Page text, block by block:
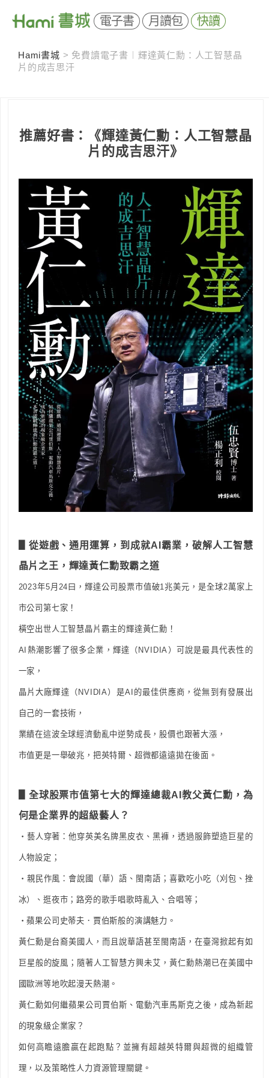
電子書 月讀包 快讀
Hami書城 > 免費讀電子書︱輝達黃仁勳：人工智慧晶
片的成吉思汗
推薦好書：《輝達黃仁勳：人工智慧晶
片的成吉思汗》
從遊戲、通用運算，到成就AI霸業，破解人工智慧
晶片之王，輝達黃仁勳致霸之道
2023年5月24曰，輝達公司股票市值破1兆美元，是全球2萬家上
市公司第七家！
橫空出世人工智慧晶片霸主的輝達黃仁勳！
AI熱潮影響了很多企業，輝達（NVIDIA）可說是最具代表性的
一家，
晶片大廠輝達（NVIDIA）是AI的最佳供應商，從無到有發展出
自己的一套技術，
業績在這波全球經濟動亂中逆勢成長，股價也跟著大漲，
市值更是一舉破兆，把英特爾、超微都遠遠拋在後面。
▋全球股票市值第七大的輝達總裁AI教父黃仁勳，為
何是企業界的超級藝人？
‧藝人穿著：他穿英美名牌黑皮衣、黑褲，透過服飾塑造巨星的
人物設定；
‧親民作風：會說國（華）語、閩南語；喜歡吃小吃（刈包、挫
冰）、逛夜市；路旁的歌手唱歌時亂入、合唱等；
‧蘋果公司史蒂夫．賈伯斯般的演講魅力。
黃仁勳是台裔美國人，而且說華語甚至閩南語，在臺灣掀起有如
巨星般的旋風；隨著人工智慧方興未艾，黃仁勳熱潮已在美國中
國歐洲等地吹起漫天熱潮。
黃仁勳如何繼蘋果公司賈伯斯、電動汽車馬斯克之後，成為新起
的現象級企業家？
如何高瞻遠膽贏在起跑點？並擁有超越英特爾與超微的組織管
理，以及策略性人力資源管理關鍵。